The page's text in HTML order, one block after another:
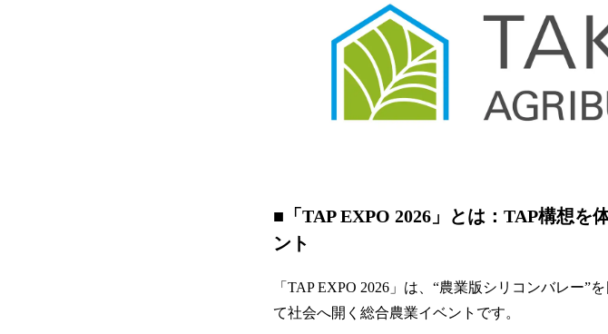
■「TAP EXPO 2026」とは：TAP構想を
ント
「TAP EXPO 2026」は、“農業版シリコンバレー
て社会へ開く総合農業イベントです。